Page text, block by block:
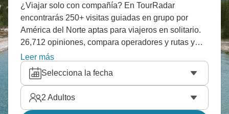
¿Viajar solo con compañía? En TourRadar
encontrarás 250+ visitas guiadas en grupo por
América del Norte aptas para viajeros en solitario.
26,712 opiniones, compara operadores y rutas y
reserva el mejor viaje de ida y vuelta de forma
flexible.
Leer más
Selecciona la fecha
2 Adultos